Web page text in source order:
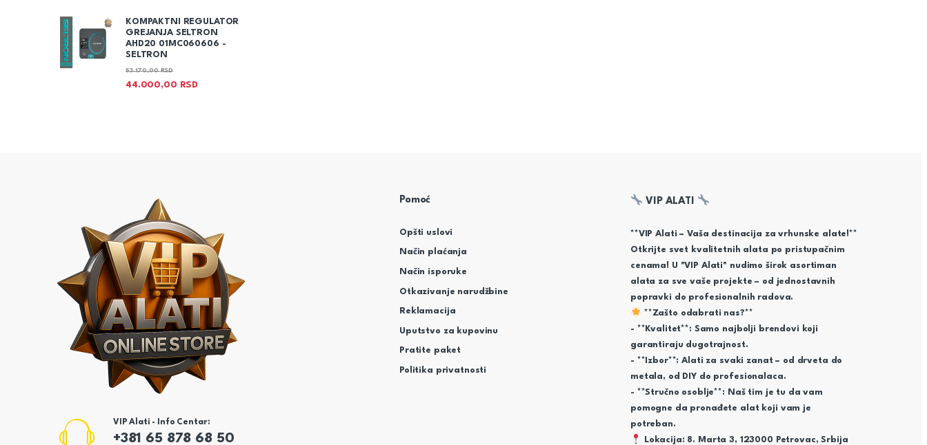
KOMPAKTNI REGULATOR
GREJANJA SELTRON
AHD20 01MC060606 -
SELTRON
44.000,00 RSD
53.170,00RSD
VIP Alati - Info Centar:
+381 65 878 68 50
Pomoć
Opšti uslovi
Način plaćanja
Način isporuke
Otkazivanje narudžbine
Reklamacija
Uputstvo za kupovinu
Pratite paket
Politika privatnosti
VIP ALATI
**VIP Alati – Vaša destinacija za vrhunske alate!**
Otkrijte svet kvalitetnih alata po pristupačnim
cenama! U "VIP Alati" nudimo širok asortiman
alata za sve vaše projekte – od jednostavnih
popravki do profesionalnih radova.
**Zašto odabrati nas?**
- **Kvalitet**: Samo najbolji brendovi koji
garantiraju dugotrajnost.
- **Izbor**: Alati za svaki zanat – od drveta do
metala, od DIY do profesionalaca.
- **Stručno osoblje**: Naš tim je tu da vam
pomogne da pronađete alat koji vam je
potreban.
Lokacija: 8. Marta 3, 123000 Petrovac, Srbija